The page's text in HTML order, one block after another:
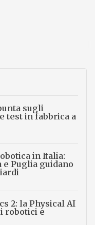
sugli
test in fabbrica a
in Italia:
e Puglia guidano
2: la Physical AI
robotici e